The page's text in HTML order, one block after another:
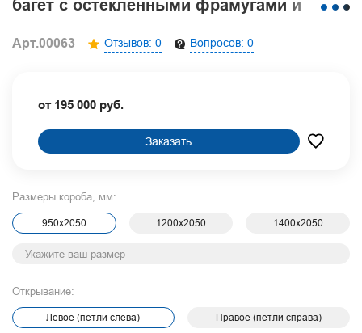
багет с остекленными фрамугами и
Арт.00063 Отзывов: 0 Вопросов: 0
от 195 000 руб.
Заказать
Размеры короба, мм:
950х2050 1200х2050 1400х2050
Открывание:
Левое (петли слева) Правое (петли справа)